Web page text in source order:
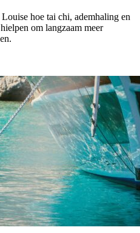
hoe tai chi, ademhaling en
om langzaam meer